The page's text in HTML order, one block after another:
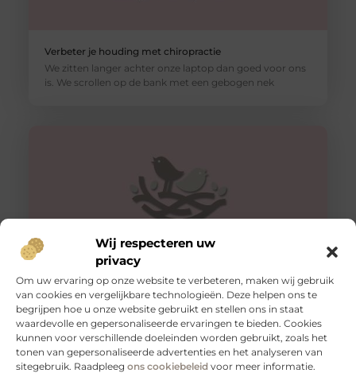
Wij respecteren uw
privacy
Om uw ervaring op onze website te verbeteren, maken wij gebruik
van cookies en vergelijkbare technologieën. Deze helpen ons te
begrijpen hoe u onze website gebruikt en stellen ons in staat
waardevolle en gepersonaliseerde ervaringen te bieden. Cookies
kunnen voor verschillende doeleinden worden gebruikt, zoals het
tonen van gepersonaliseerde advertenties en het analyseren van
sitegebruik. Raadpleeg ons cookiebeleid voor meer informatie.
Verbeter je houding met chiropractie
We zitten langer achter onze laptop dan goed voor ons
is. We scrollen op de bank met een gebogen nek
Tips voor een goede rug
Een gezonde en sterke rug is essentieel voor een goed
functioneren van je lichaam. Het is niet alleen belangrijk
voor